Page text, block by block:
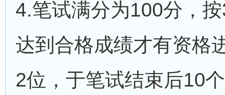
4.笔试满分为100分，
达到合格成绩才有资格
2位，于笔试结束后10